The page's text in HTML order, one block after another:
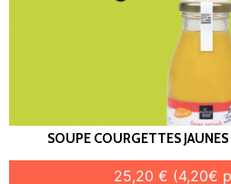
SOUPE COURGETTES
25,20 € (4,20€